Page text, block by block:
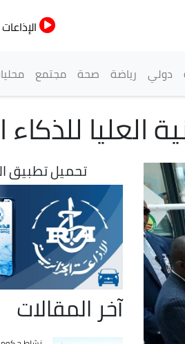
الإذاعات
دولي رياضة صحة مجتمع
العليا
تحميل تطبيق
آخر المقالات